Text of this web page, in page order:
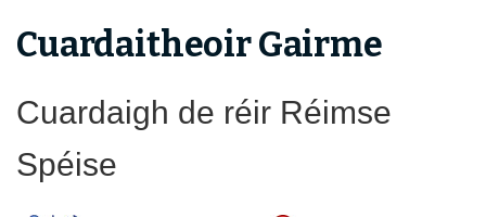
Cuardaitheoir Gairme
Cuardaigh de réir Réimse
Spéise